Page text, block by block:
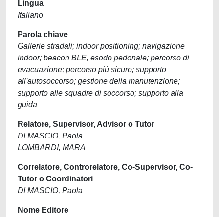
Lingua
Italiano
Parola chiave
Gallerie stradali; indoor positioning; navigazione
indoor; beacon BLE; esodo pedonale; percorso di
evacuazione; percorso più sicuro; supporto
all'autosoccorso; gestione della manutenzione;
supporto alle squadre di soccorso; supporto alla
guida
Relatore, Supervisor, Advisor o Tutor
DI MASCIO, Paola
LOMBARDI, MARA
Correlatore, Controrelatore, Co-Supervisor, Co-
Tutor o Coordinatori
DI MASCIO, Paola
Nome Editore